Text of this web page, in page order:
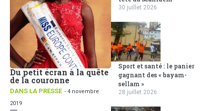
Du petit écran à la quête
de la couronne
DANS LA PRESSE - 4 novembre
2019
30 juillet 2026
Sport et santé : le panier
gagnant des « bayam-
sellam »
28 juillet 2026